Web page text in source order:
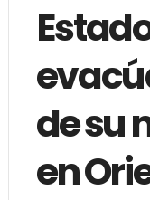
de su
en